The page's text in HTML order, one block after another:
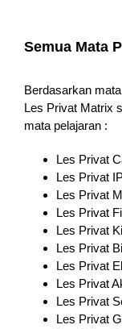
Semua Mata
Berdasarkan
Les Privat Matrix
mata pelajaran :
Les Privat
Les Privat
Les Privat
Les Privat
Les Privat
Les Privat
Les Privat
Les Privat
Les Privat
Les Privat